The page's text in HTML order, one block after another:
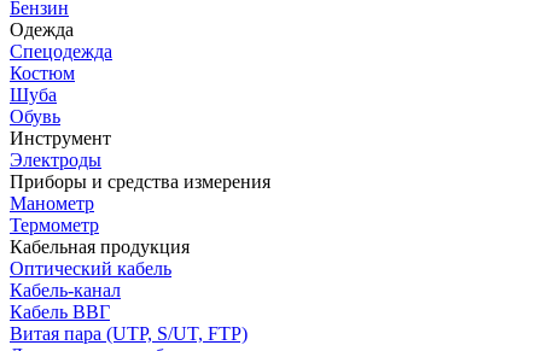
Бензин
Одежда
Спецодежда
Костюм
Шуба
Обувь
Инструмент
Электроды
Приборы и средства измерения
Манометр
Термометр
Кабельная продукция
Оптический кабель
Кабель-канал
Кабель ВВГ
Витая пара (UTP, S/UT, FTP)